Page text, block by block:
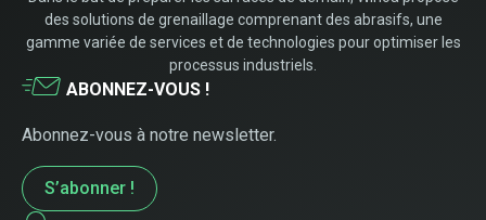
des solutions de grenaillage comprenant des abrasifs, une
gamme variée de services et de technologies pour optimiser les
processus industriels.
ABONNEZ-VOUS !
Abonnez-vous à notre newsletter.
S’abonner !